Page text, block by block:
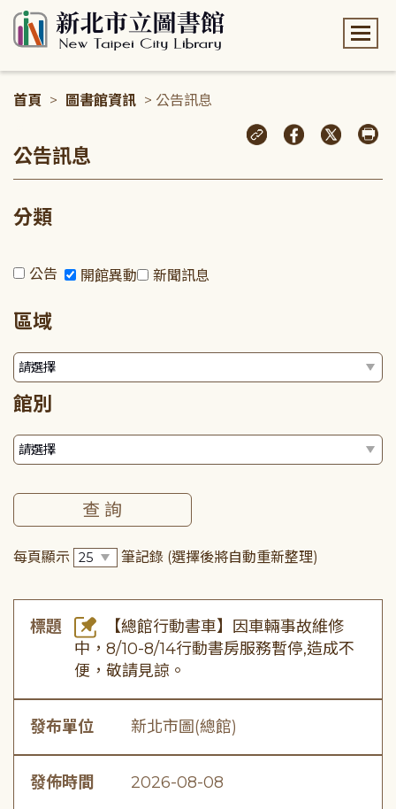
首頁 > 圖書館資訊 > 公告訊息
公告訊息
分類
公告 開館異動 新聞訊息
區域
館別
每頁顯示 筆記錄 (選擇後將自動重新整理)
標題
【總館行動書車】因車輛事故維修
中，8/10-8/14行動書房服務暫停,造成不
便，敬請見諒。
發布單位 新北市圖(總館)
發佈時間 2026-08-08